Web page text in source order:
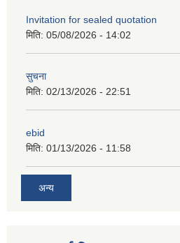
Invitation for sealed quotation
मिति: 05/08/2026 - 14:02
सुचना
मिति: 02/13/2026 - 22:51
ebid
मिति: 01/13/2026 - 11:58
अन्य